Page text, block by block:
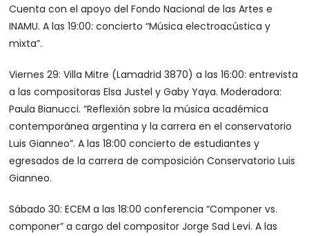
Cuenta con el apoyo del Fondo Nacional de las Artes e
INAMU. A las 19:00: concierto “Música electroacústica y
mixta”.
Viernes 29: Villa Mitre (Lamadrid 3870) a las 16:00: entrevista
a las compositoras Elsa Justel y Gaby Yaya. Moderadora:
Paula Bianucci. “Reflexión sobre la música académica
contemporánea argentina y la carrera en el conservatorio
Luis Gianneo”. A las 18:00 concierto de estudiantes y
egresados de la carrera de composición Conservatorio Luis
Gianneo.
Sábado 30: ECEM a las 18:00 conferencia “Componer vs.
componer” a cargo del compositor Jorge Sad Levi. A las